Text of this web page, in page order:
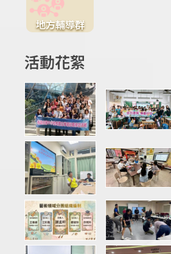
地方輔導群
活動花絮